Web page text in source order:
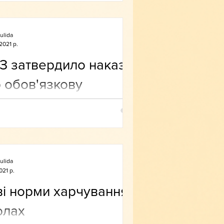
затвердило наказ
обов'язкову
для
набере
р.
норми харчування у
р.